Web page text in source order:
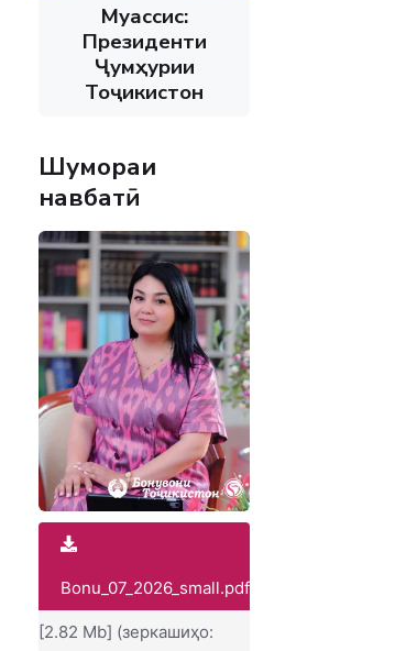
Муассис:
Президенти
Ҷумҳурии
Тоҷикистон
Шумораи
навбатӣ
Bonu_07_2026_small.pdf
[2.82 Mb] (зеркашиҳо: